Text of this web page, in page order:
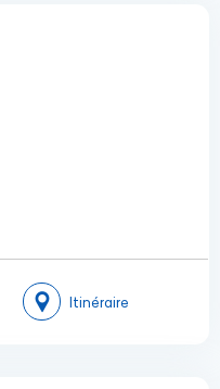
Itinéraire